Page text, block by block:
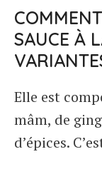
SAUCE À
Elle est
mâm, de
d’épices.